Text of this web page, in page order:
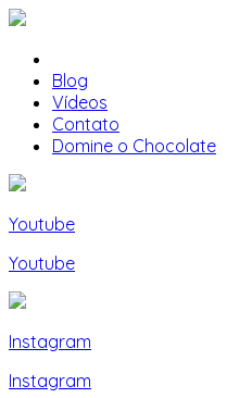
Blog
Vídeos
Contato
Domine o Chocolate
Youtube
Youtube
Instagram
Instagram